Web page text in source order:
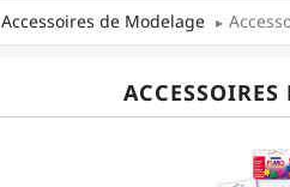
Accessoires de Modelage
ACCESSOIRES